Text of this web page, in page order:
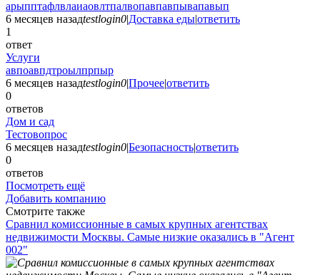
арыпптафлвлаиаовлтпалвопавпавпывапавып
6 месяцев назадtestlogin0|Доставка еды|ответить
1
ответ
Услуги
авпоавпдтроылпрпыр
6 месяцев назадtestlogin0|Прочее|ответить
0
ответов
Дом и сад
Тестовопрос
6 месяцев назадtestlogin0|Безопасность|ответить
0
ответов
Посмотреть ещё
Добавить компанию
Смотрите также
Сравнил комиссионные в самых крупных агентствах
недвижимости Москвы. Самые низкие оказались в "Агент
002"